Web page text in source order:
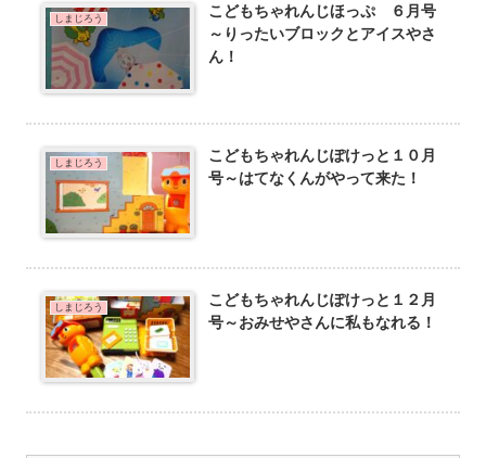
しまじろう
こどもちゃれんじほっぷ ６月号
～りったいブロックとアイスやさ
ん！
しまじろう
こどもちゃれんじぽけっと１０月
号～はてなくんがやって来た！
しまじろう
こどもちゃれんじぽけっと１２月
号～おみせやさんに私もなれる！